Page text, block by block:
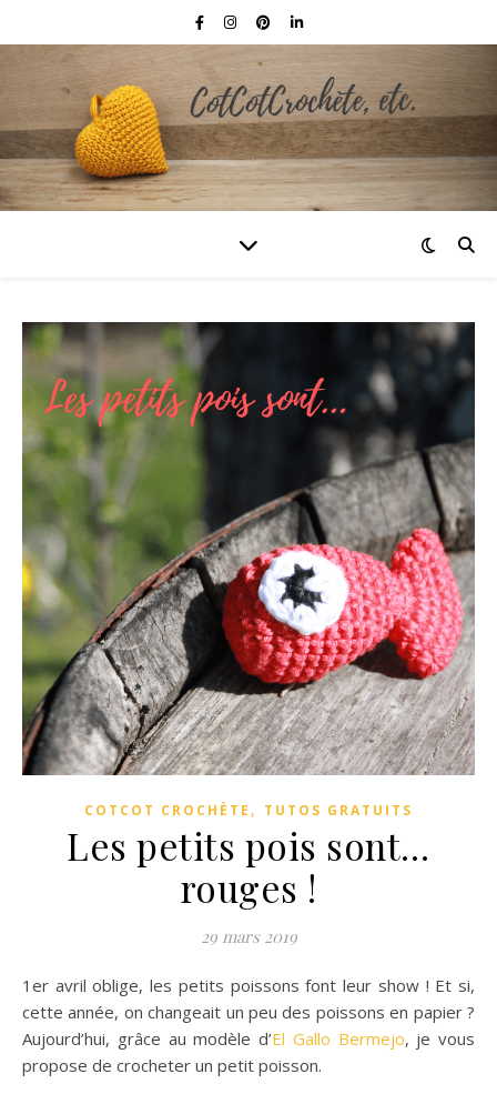
COTCOT CROCHÈTE , TUTOS GRATUITS
Les petits pois sont…
rouges !
29 mars 2019
1er avril oblige, les petits poissons font leur show ! Et si,
cette année, on changeait un peu des poissons en papier ?
Aujourd’hui, grâce au modèle d’El Gallo Bermejo, je vous
propose de crocheter un petit poisson.